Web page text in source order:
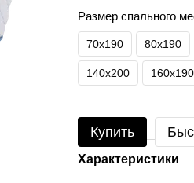
Размер спального
70х190 80х190
140х200 160х190
Купить
Характеристики